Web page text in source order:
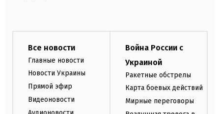
Все новости
Главные новости
Новости Украины
Прямой эфир
Видеоновости
Война России с
Украиной
Ракетные обстрелы
Карта боевых действий
Мирные переговоры